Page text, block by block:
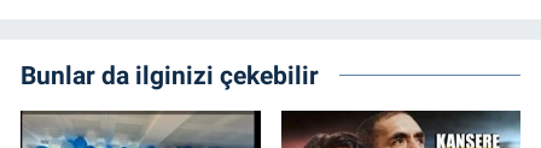
Bunlar da ilginizi çekebilir